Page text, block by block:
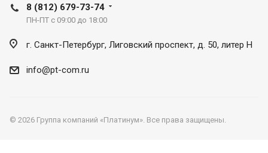
8 (812) 679-73-74
ПН-ПТ с 09:00 до 18:00
г. Санкт-Петербург, Лиговский проспект, д. 50, литер Н
info@pt-com.ru
© 2026 Группа компаний «Платинум». Все права защищены.